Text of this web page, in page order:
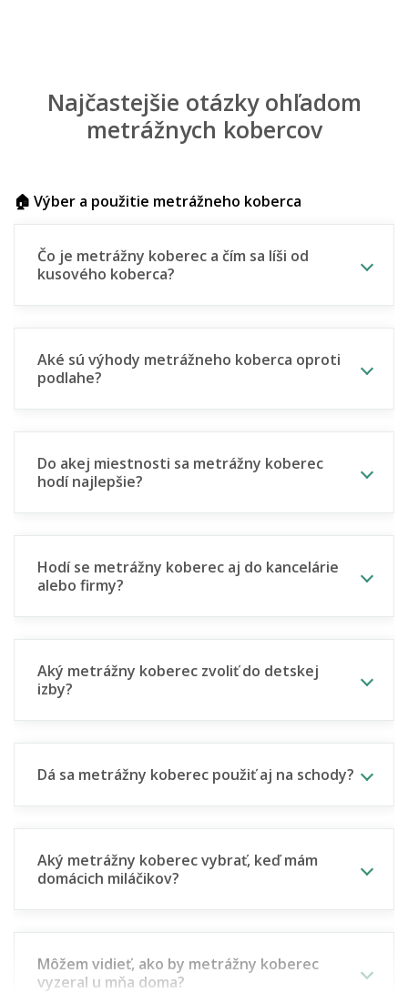
Najčastejšie otázky ohľadom
metrážnych kobercov
🏠 Výber a použitie metrážneho koberca
Čo je metrážny koberec a čím sa líši od
kusového koberca?
Aké sú výhody metrážneho koberca oproti
podlahe?
Do akej miestnosti sa metrážny koberec
hodí najlepšie?
Hodí se metrážny koberec aj do kancelárie
alebo firmy?
Aký metrážny koberec zvoliť do detskej
izby?
Dá sa metrážny koberec použiť aj na schody?
Aký metrážny koberec vybrať, keď mám
domácich miláčikov?
Môžem vidieť, ako by metrážny koberec
vyzeral u mňa doma?